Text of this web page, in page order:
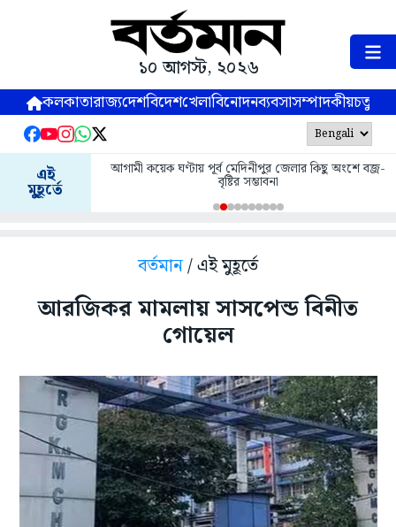
১০ আগস্ট, ২০২৬
কলকাতারাজ্যদেশবিদেশখেলাবিনোদনব্যবসাসম্পাদকীয়
এই
মুহূর্তে
আগামী কয়েক ঘণ্টায় পূর্ব মেদিনীপুর জেলার কিছু অংশে বজ্র-
বৃষ্টির সম্ভাবনা
বর্তমান/ এই মুহূর্তে
আরজিকর মামলায় সাসপেন্ড বিনীত
গোয়েল